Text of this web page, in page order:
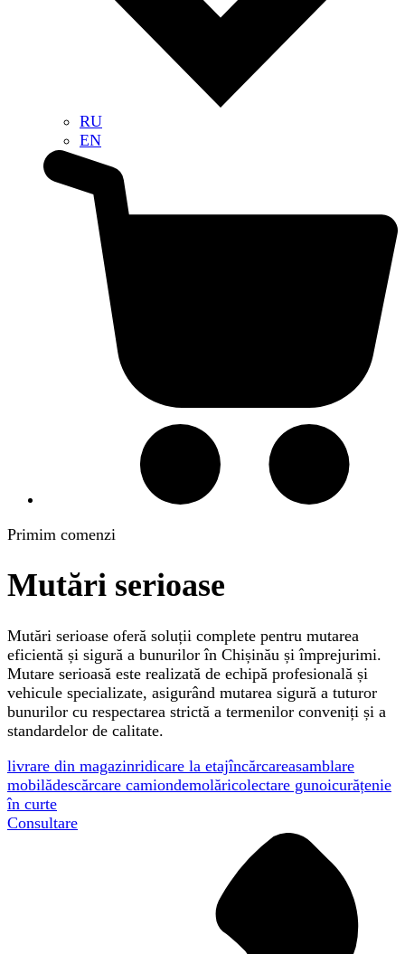
RU
EN
Primim comenzi
Mutări serioase
Mutări serioase oferă soluții complete pentru mutarea
eficientă și sigură a bunurilor în Chișinău și împrejurimi.
Mutare serioasă este realizată de echipă profesională și
vehicule specializate, asigurând mutarea sigură a tuturor
bunurilor cu respectarea strictă a termenilor conveniți și a
standardelor de calitate.
livrare din magazinridicare la etajîncărcareasamblare
mobilădescărcare camiondemolăricolectare gunoicurățenie
în curte
Consultare